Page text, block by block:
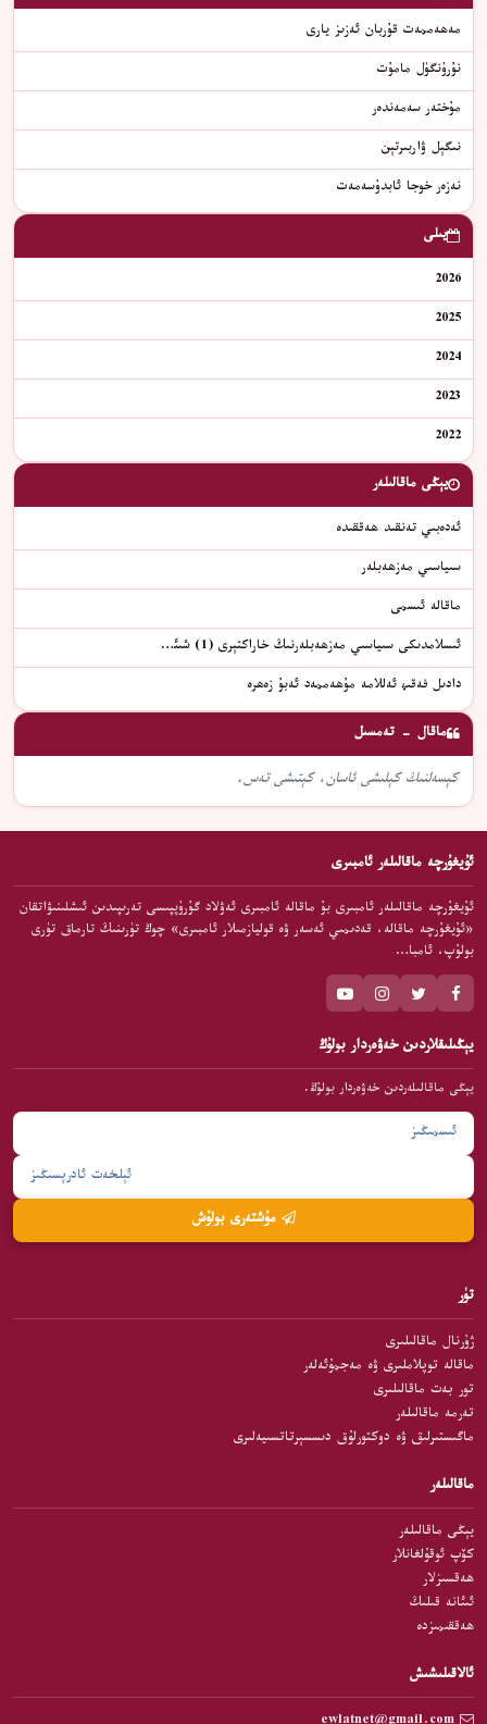
مەھەممەت قۇربان ئەزىز يارى
نۇرۇنگۈل مامۇت
مۇختەر سەمەندەر
نىگېل ۋاربىرتېن
نەزەر خوجا ئابدۇسەمەت
يىلى
2026
2025
2024
2023
2022
يېڭى ماقالىلەر
ئەدەبىي تەنقىد ھەققىدە
سىياسىي مەزھەبلەر
ماقالە ئىسمى
ئىسلامدىكى سىياسىي مەزھەبلەرنىڭ خاراكتېرى (1) شىئ…
دادىل فەقىھ ئەللامە مۇھەممەد ئەبۇ زەھرە
ماقال - تەمسىل
كېسەلنىڭ كېلىشى ئاسان، كېتىشى تەس.
ئۇيغۇرچە ماقالىلەر ئامبىرى
ئۇيغۇرچە ماقالىلەر ئامبىرى بۇ ماقالە ئامبىرى ئەۋلاد گۇرۇپپىسى تەرىپىدىن ئىشلىنىۋاتقان
«ئۇيغۇرچە ماقالە، قەدىمىي ئەسەر ۋە قوليازمىلار ئامبىرى» چوڭ تۈرىنىڭ تارماق تۈرى
بولۇپ، ئامبا…
يېڭىلىقلاردىن خەۋەردار بولۇڭ
يېڭى ماقالىلەردىن خەۋەردار بولۇڭ.
تۈر
ژۇرنال ماقالىلىرى
ماقالە توپلاملىرى ۋە مەجمۇئەلەر
تور بەت ماقالىلىرى
تەرمە ماقالىلەر
ماگىستىرلىق ۋە دوكتورلۇق دىسسېرتاتسىيەلىرى
ماقالىلەر
يېڭى ماقالىلەر
كۆپ ئوقۇلغانلار
ھەقسىزلار
ئىئانە قىلىڭ
ھەققىمىزدە
ئالاقىلىشىش